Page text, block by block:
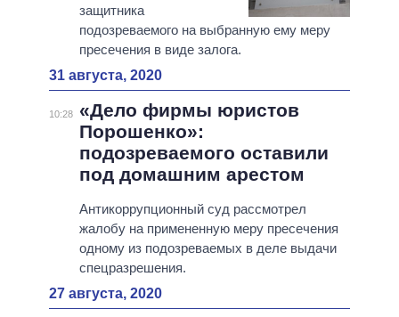
защитника
подозреваемого на выбранную ему меру
пресечения в виде залога.
31 августа, 2020
10:28
«Дело фирмы юристов
Порошенко»:
подозреваемого оставили
под домашним арестом
Антикоррупционный суд рассмотрел
жалобу на примененную меру пресечения
одному из подозреваемых в деле выдачи
спецразрешения.
27 августа, 2020